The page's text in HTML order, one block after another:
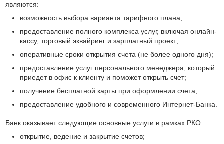
являются:
возможность выбора варианта тарифного плана;
предоставление полного комплекса услуг, включая онлайн-
кассу, торговый эквайринг и зарплатный проект;
оперативные сроки открытия счета (не более одного дня);
предоставление услуг персонального менеджера, который
приедет в офис к клиенту и поможет открыть счет;
получение бесплатной карты при оформлении счета;
предоставление удобного и современного Интернет-Банка.
Банк оказывает следующие основные услуги в рамках РКО:
открытие, ведение и закрытие счетов;